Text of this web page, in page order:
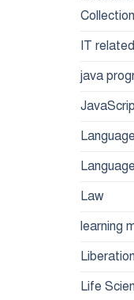
Collection
IT
java
Law
learning
Life